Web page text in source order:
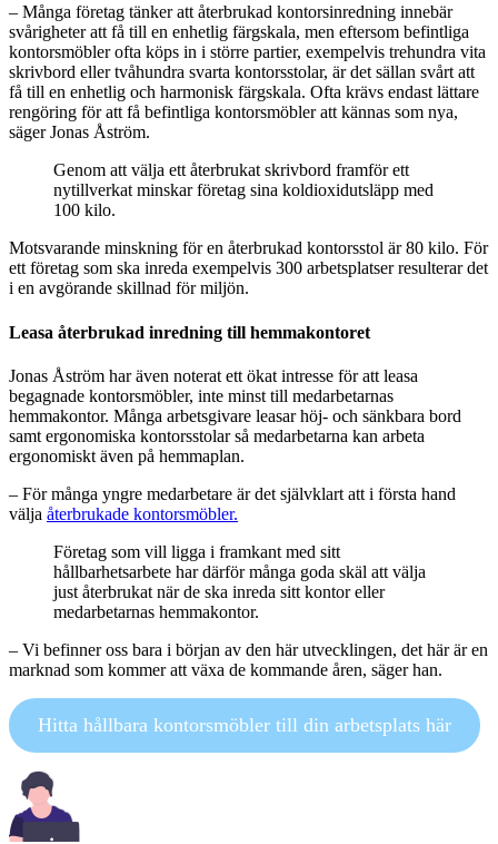
– Många företag tänker att återbrukad kontorsinredning innebär
svårigheter att få till en enhetlig färgskala, men eftersom befintliga
kontorsmöbler ofta köps in i större partier, exempelvis trehundra vita
skrivbord eller tvåhundra svarta kontorsstolar, är det sällan svårt att
få till en enhetlig och harmonisk färgskala. Ofta krävs endast lättare
rengöring för att få befintliga kontorsmöbler att kännas som nya,
säger Jonas Åström.
Genom att välja ett återbrukat skrivbord framför ett
nytillverkat minskar företag sina koldioxidutsläpp med
100 kilo.
Motsvarande minskning för en återbrukad kontorsstol är 80 kilo. För
ett företag som ska inreda exempelvis 300 arbetsplatser resulterar det
i en avgörande skillnad för miljön.
Leasa återbrukad inredning till hemmakontoret
Jonas Åström har även noterat ett ökat intresse för att leasa
begagnade kontorsmöbler, inte minst till medarbetarnas
hemmakontor. Många arbetsgivare leasar höj- och sänkbara bord
samt ergonomiska kontorsstolar så medarbetarna kan arbeta
ergonomiskt även på hemmaplan.
– För många yngre medarbetare är det självklart att i första hand
välja återbrukade kontorsmöbler.
Företag som vill ligga i framkant med sitt
hållbarhetsarbete har därför många goda skäl att välja
just återbrukat när de ska inreda sitt kontor eller
medarbetarnas hemmakontor.
– Vi befinner oss bara i början av den här utvecklingen, det här är en
marknad som kommer att växa de kommande åren, säger han.
Hitta hållbara kontorsmöbler till din arbetsplats här